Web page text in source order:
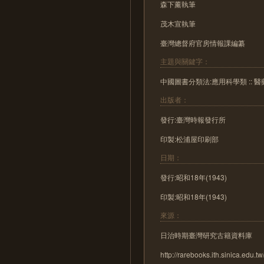
森下薰執筆
茂木宣執筆
臺灣總督府官房情報課編纂
主題與關鍵字：
中國圖書分類法:應用科學類 :: 醫
出版者：
發行:臺灣時報發行所
印製:松浦屋印刷部
日期：
發行:昭和18年(1943)
印製:昭和18年(1943)
來源：
日治時期臺灣研究古籍資料庫
http://